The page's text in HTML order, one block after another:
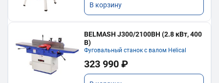
В корзину
BELMASH J300/2100ВH (2.8 кВт, 400
В)
Фуговальный станок с валом Helical
323 990 ₽